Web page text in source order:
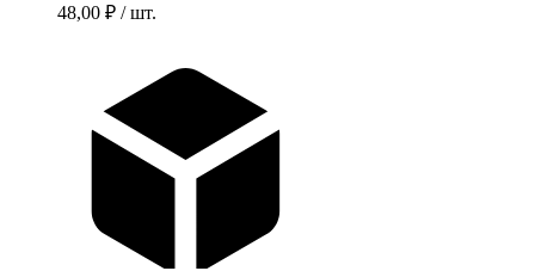
48,00 ₽ / шт.